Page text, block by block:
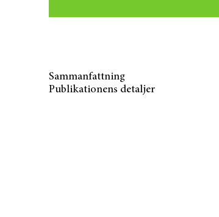
Sammanfattning
Publikationens detaljer